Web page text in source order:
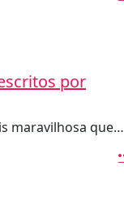
por
maravilhosa que…